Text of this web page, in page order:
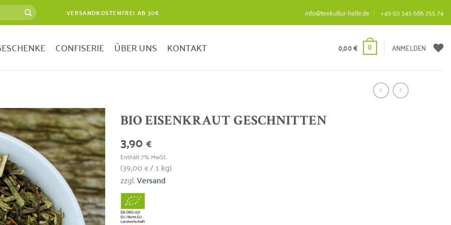
VERSANDKOSTENFREI AB 30€ info@teekultur-halle.de +49 (0) 345 686 755 74
CONFISERIE ÜBER UNS KONTAKT 0,00€ 0 ANMELDEN
Zur
Wunschliste
hinzufügen
BIO EISENKRAUT GESCHNITTEN
3,90 €
Enthält 7% MwSt.
(39,00 €/ 1 kg)
zzgl.Versand